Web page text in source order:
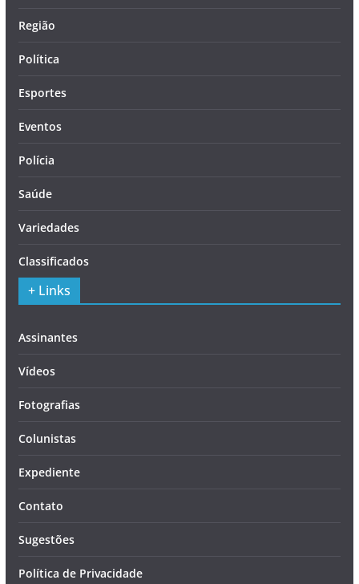
Região
Política
Esportes
Eventos
Polícia
Saúde
Variedades
Classificados
+ Links
Assinantes
Vídeos
Fotografias
Colunistas
Expediente
Contato
Sugestões
Política de Privacidade